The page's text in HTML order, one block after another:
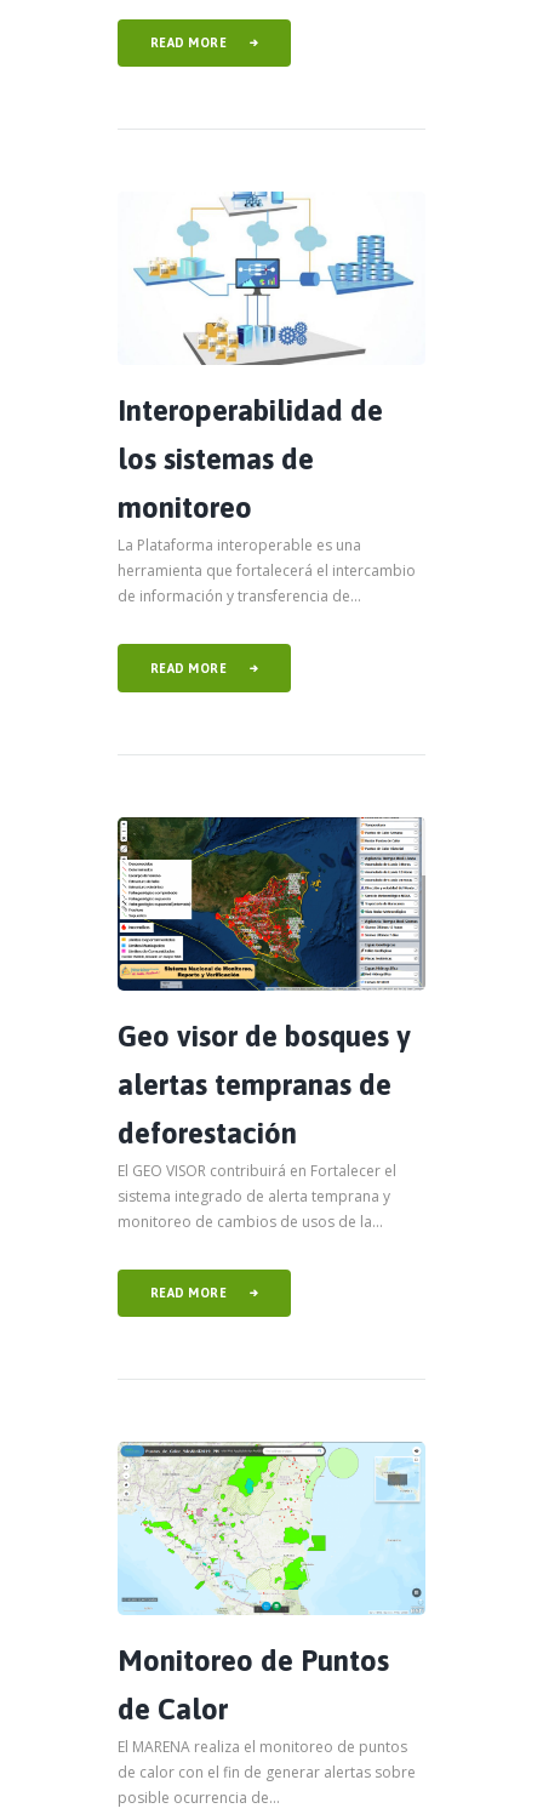
READ MORE
Interoperabilidad de
los sistemas de
monitoreo
La Plataforma interoperable es una
herramienta que fortalecerá el intercambio
de información y transferencia de...
READ MORE
Geo visor de bosques y
alertas tempranas de
deforestación
El GEO VISOR contribuirá en Fortalecer el
sistema integrado de alerta temprana y
monitoreo de cambios de usos de la...
READ MORE
Monitoreo de Puntos
de Calor
El MARENA realiza el monitoreo de puntos
de calor con el fin de generar alertas sobre
posible ocurrencia de...